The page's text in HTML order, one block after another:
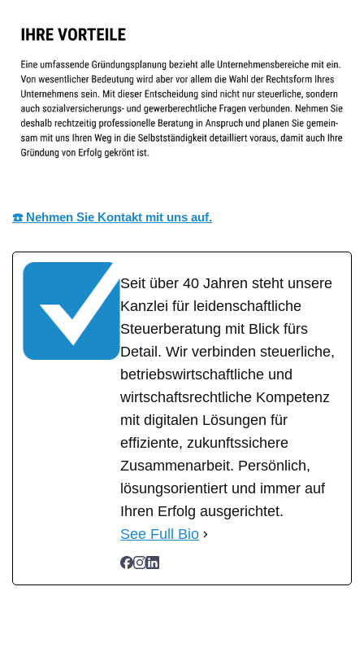
☎️ Nehmen Sie Kontakt mit uns auf.
Seit über 40 Jahren steht unsere
Kanzlei für leidenschaftliche
Steuerberatung mit Blick fürs
Detail. Wir verbinden steuerliche,
betriebswirtschaftliche und
wirtschaftsrechtliche Kompetenz
mit digitalen Lösungen für
effiziente, zukunftssichere
Zusammenarbeit. Persönlich,
lösungsorientiert und immer auf
Ihren Erfolg ausgerichtet.
See Full Bio